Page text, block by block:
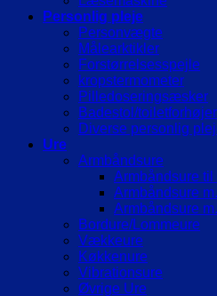
Personlig pleje
Personvægte
Målearktikler
Forstørrelsesspejle
kropstermometer
Pilledoseringsæsker
Badestol/toiletforhøjer
Diverse personlig
Ure
Armbåndsure
Armbåndsure til
Armbåndsure
Armbåndsure
Bordure/Lommeure
Vækkeure
Køkkenure
Vibrationsure
Øvrige Ure